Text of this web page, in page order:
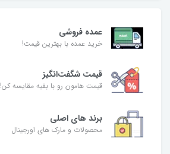
عمده فروشی
خرید عمده با بهترین قیمت!
قیمت شگفت‌انگیز
قیمت هامون رو با بقیه مقایسه کن!
برند های اصلی
محصولات و مارک های اورجینال